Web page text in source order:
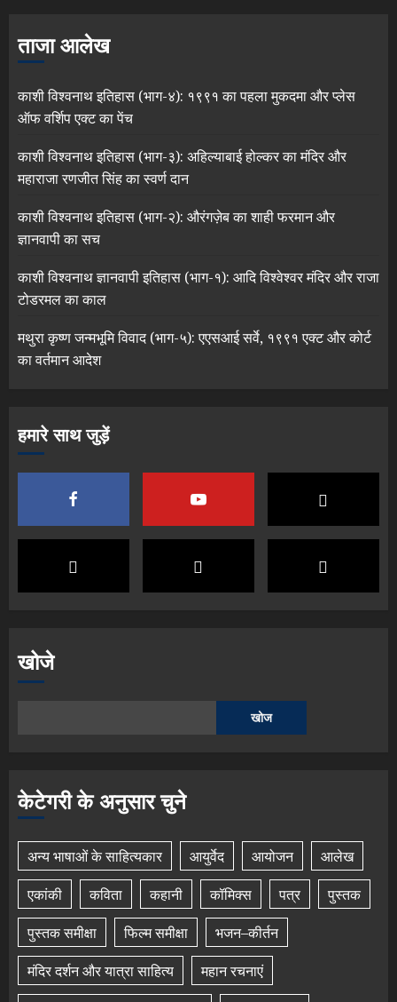
ताजा आलेख
काशी विश्वनाथ इतिहास (भाग-४): १९९१ का पहला मुकदमा और प्लेस
ऑफ वर्शिप एक्ट का पेंच
काशी विश्वनाथ इतिहास (भाग-३): अहिल्याबाई होल्कर का मंदिर और
महाराजा रणजीत सिंह का स्वर्ण दान
काशी विश्वनाथ इतिहास (भाग-२): औरंगज़ेब का शाही फरमान और
ज्ञानवापी का सच
काशी विश्वनाथ ज्ञानवापी इतिहास (भाग-१): आदि विश्वेश्वर मंदिर और राजा
टोडरमल का काल
मथुरा कृष्ण जन्मभूमि विवाद (भाग-५): एएसआई सर्वे, १९९१ एक्ट और कोर्ट
का वर्तमान आदेश
हमारे साथ जुड़ें
खोजे
खोज
केटेगरी के अनुसार चुने
अन्य भाषाओं के साहित्यकार आयुर्वेद आयोजन
आलेख
एकांकी
कविता कहानी कॉमिक्स पत्र
पुस्तक
पुस्तक समीक्षा
फिल्म समीक्षा
भजन–कीर्तन
मंदिर दर्शन और यात्रा साहित्य
महान रचनाएं